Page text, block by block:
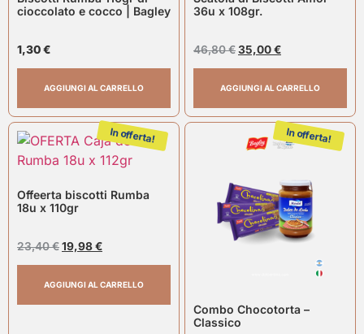
cioccolato e cocco | Bagley
1,30€
AGGIUNGI AL CARRELLO
36u x 108gr.
46,80€35,00€
AGGIUNGI AL CARRELLO
In offerta!
Offeerta biscotti Rumba
18u x 110gr
23,40€19,98€
AGGIUNGI AL CARRELLO
In offerta!
Combo Chocotorta –
Classico